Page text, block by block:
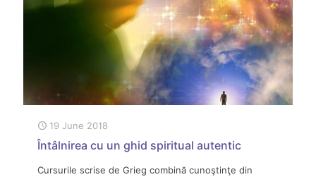
19 June 2018
Întâlnirea cu un ghid spiritual autentic
Cursurile scrise de Grieg combină cunoştinţe din